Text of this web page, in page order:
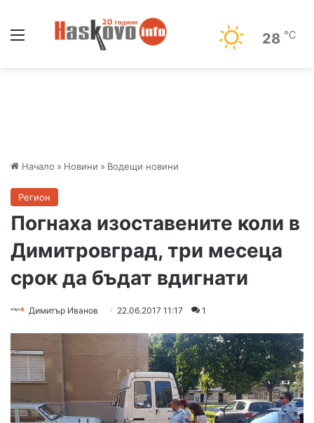
28 ℃
Начало » Новини » Водещи новини
Регион
Погнаха изоставените коли в
Димитровград, три месеца
срок да бъдат вдигнати
Димитър Иванов 22.06.2017 11:17 1